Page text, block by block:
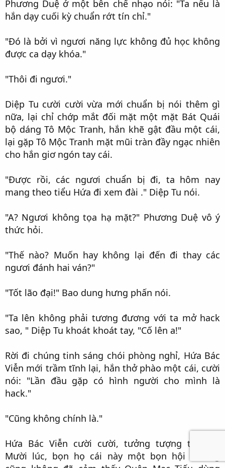
Phương Duệ ở một bên chế nhạo nói: "Ta nếu là
hắn dạy cuối kỳ chuẩn rớt tín chỉ."​
"Đó là bởi vì ngươi năng lực không đủ học không
được ca dạy khóa."​
"Thôi đi ngươi."​
Diệp Tu cười cười vừa mới chuẩn bị nói thêm gì
nữa, lại chỉ chớp mắt đối mặt một mặt Bát Quái
bộ dáng Tô Mộc Tranh, hắn khẽ gật đầu một cái,
lại gặp Tô Mộc Tranh mặt mũi tràn đầy ngạc nhiên
cho hắn giơ ngón tay cái.​
"Được rồi, các ngươi chuẩn bị đi, ta hôm nay
mang theo tiểu Hứa đi xem đài ." Diệp Tu nói.​
"A? Ngươi không tọa hạ mặt?" Phương Duệ vô ý
thức hỏi.​
"Thế nào? Muốn hay không lại đến đi thay các
ngươi đánh hai ván?"​
"Tốt lão đại!" Bao dung hưng phấn nói.​
"Ta lên không phải tương đương với ta mở hack
sao, " Diệp Tu khoát khoát tay, "Cố lên a!"​
Rời đi chúng tinh sáng chói phòng nghỉ, Hứa Bác
Viễn mới trầm tĩnh lại, hắn thở phào một cái, cười
nói: "Lần đầu gặp có hình người cho mình là
hack."​
"Cũng không chính là."​
Hứa Bác Viễn cười cười, tưởng tượng tại khu
Mười lúc, bọn họ cái này một bọn hội trưởng